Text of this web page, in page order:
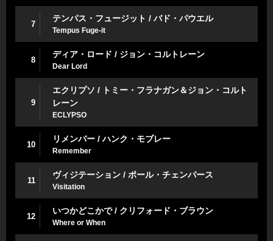
7
テンパス・フュージット / バド・パウエル
Tempus Fuge-it
8
ディア・ロード / ジョン・コルトレーン
Dear Lord
9
エクリプソ / トミー・フラナガン＆ジョン・コルト
レーン
ECLYPSO
10
リメンバー / ハンク・モブレー
Remember
11
ヴィジテーション / ポール・チェンバース
Visitation
12
いつかどこかで / クリフォード・ブラウン
Where or When